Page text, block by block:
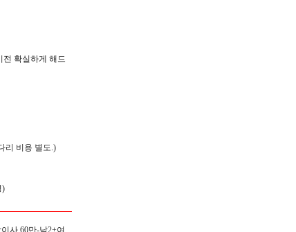
전 확실하게 해드
리 비용 별도.)
)
사 60만-남2+여